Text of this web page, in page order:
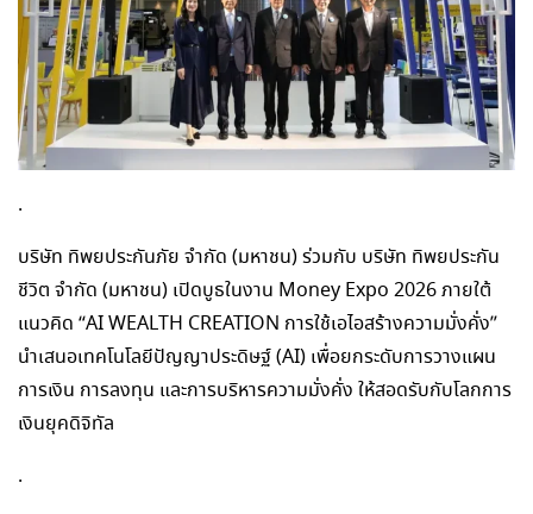
.
บริษัท ทิพยประกันภัย จำกัด (มหาชน) ร่วมกับ บริษัท ทิพยประกัน
ชีวิต จำกัด (มหาชน) เปิดบูธในงาน Money Expo 2026 ภายใต้
แนวคิด “AI WEALTH CREATION การใช้เอไอสร้างความมั่งคั่ง”
นำเสนอเทคโนโลยีปัญญาประดิษฐ์ (AI) เพื่อยกระดับการวางแผน
การเงิน การลงทุน และการบริหารความมั่งคั่ง ให้สอดรับกับโลกการ
เงินยุคดิจิทัล
.